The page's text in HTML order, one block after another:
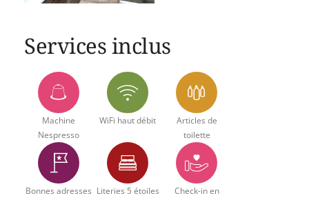
Services inclus
Machine
Nespresso
WiFi haut débit
Articles de
toilette
Bonnes adresses Literies 5 étoiles
Check-in en